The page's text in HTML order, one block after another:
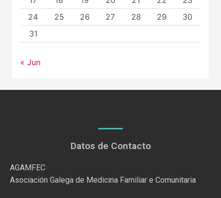
24
25 26 27 28 29
30
31
« Jun
Datos de Contacto
AGAMFEC
Asociación Galega de Medicina Familiar e Comunitaria